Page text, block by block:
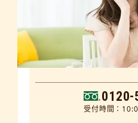
0120-
受付時間：